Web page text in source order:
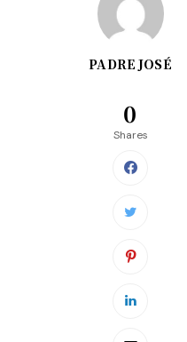
PADRE JOSÉ
0
Shares